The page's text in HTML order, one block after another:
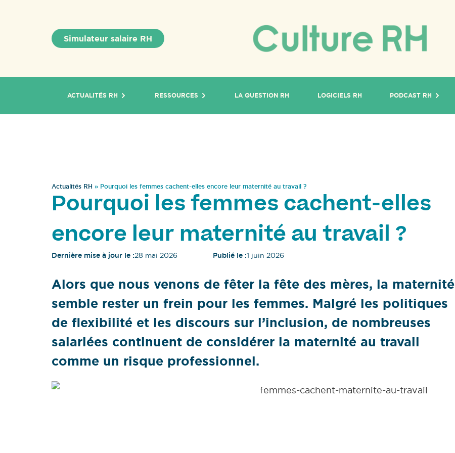
Simulateur salaire RH
ACTUALITÉS RH RESSOURCES LA QUESTION RH LOGICIELS RH PODCAST RH
Actualités RH » Pourquoi les femmes cachent-elles encore leur maternité au travail ?
Pourquoi les femmes cachent-elles
encore leur maternité au travail ?
Dernière mise à jour le :28 mai 2026 Publié le :1 juin 2026
Alors que nous venons de fêter la fête des mères, la maternité
semble rester un frein pour les femmes. Malgré les politiques
de flexibilité et les discours sur l’inclusion, de nombreuses
salariées continuent de considérer la maternité au travail
comme un risque professionnel.